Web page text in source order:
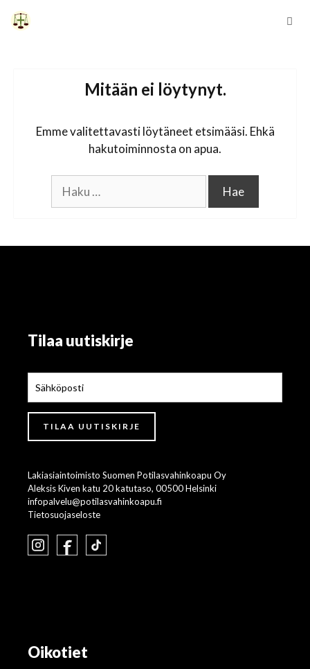
Siirry
sisältöön
Mitään ei löytynyt.
Emme valitettavasti löytäneet etsimääsi. Ehkä
hakutoiminnosta on apua.
Tilaa uutiskirje
Lakiasiaintoimisto Suomen Potilasvahinkoapu Oy
Aleksis Kiven katu 20 katutaso, 00500 Helsinki
infopalvelu@potilasvahinkoapu.fi
Tietosuojaseloste
Oikotiet